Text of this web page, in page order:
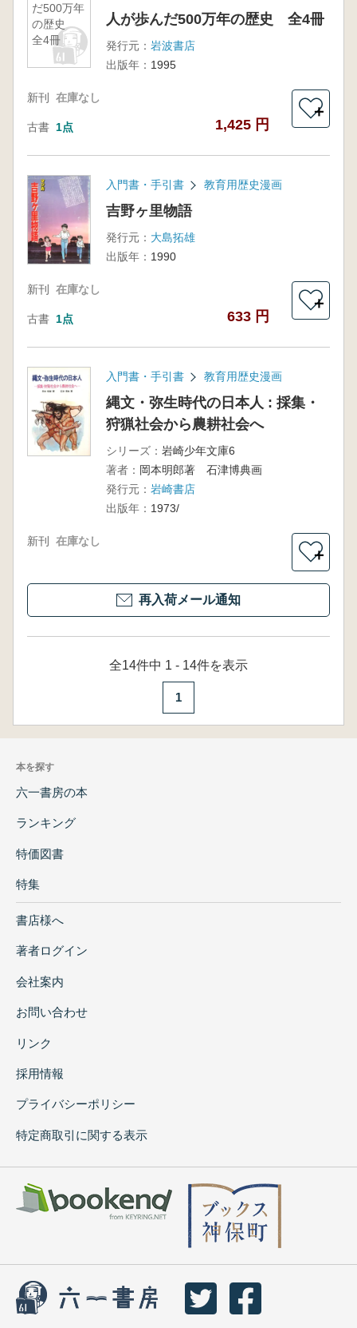
だ500万年
の歴史
全4冊
人が歩んだ500万年の歴史 全4冊
発行元： 岩波書店
出版年： 1995
新刊 在庫なし
古書 1点 1,425 円
＋
入門書・手引書 教育用歴史漫画
吉野ヶ里物語
発行元： 大島拓雄
出版年： 1990
新刊 在庫なし
古書 1点 633 円
＋
入門書・手引書 教育用歴史漫画
縄文・弥生時代の日本人 : 採集・
狩猟社会から農耕社会へ
シリーズ： 岩崎少年文庫6
著者： 岡本明郎著 石津博典画
発行元： 岩崎書店
出版年： 1973/
新刊 在庫なし
＋
再入荷メール通知
全14件中 1 - 14件を表示
1
本を探す
六一書房の本
ランキング
特価図書
特集
書店様へ
著者ログイン
会社案内
お問い合わせ
リンク
採用情報
プライバシーポリシー
特定商取引に関する表示